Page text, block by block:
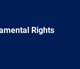
Rights